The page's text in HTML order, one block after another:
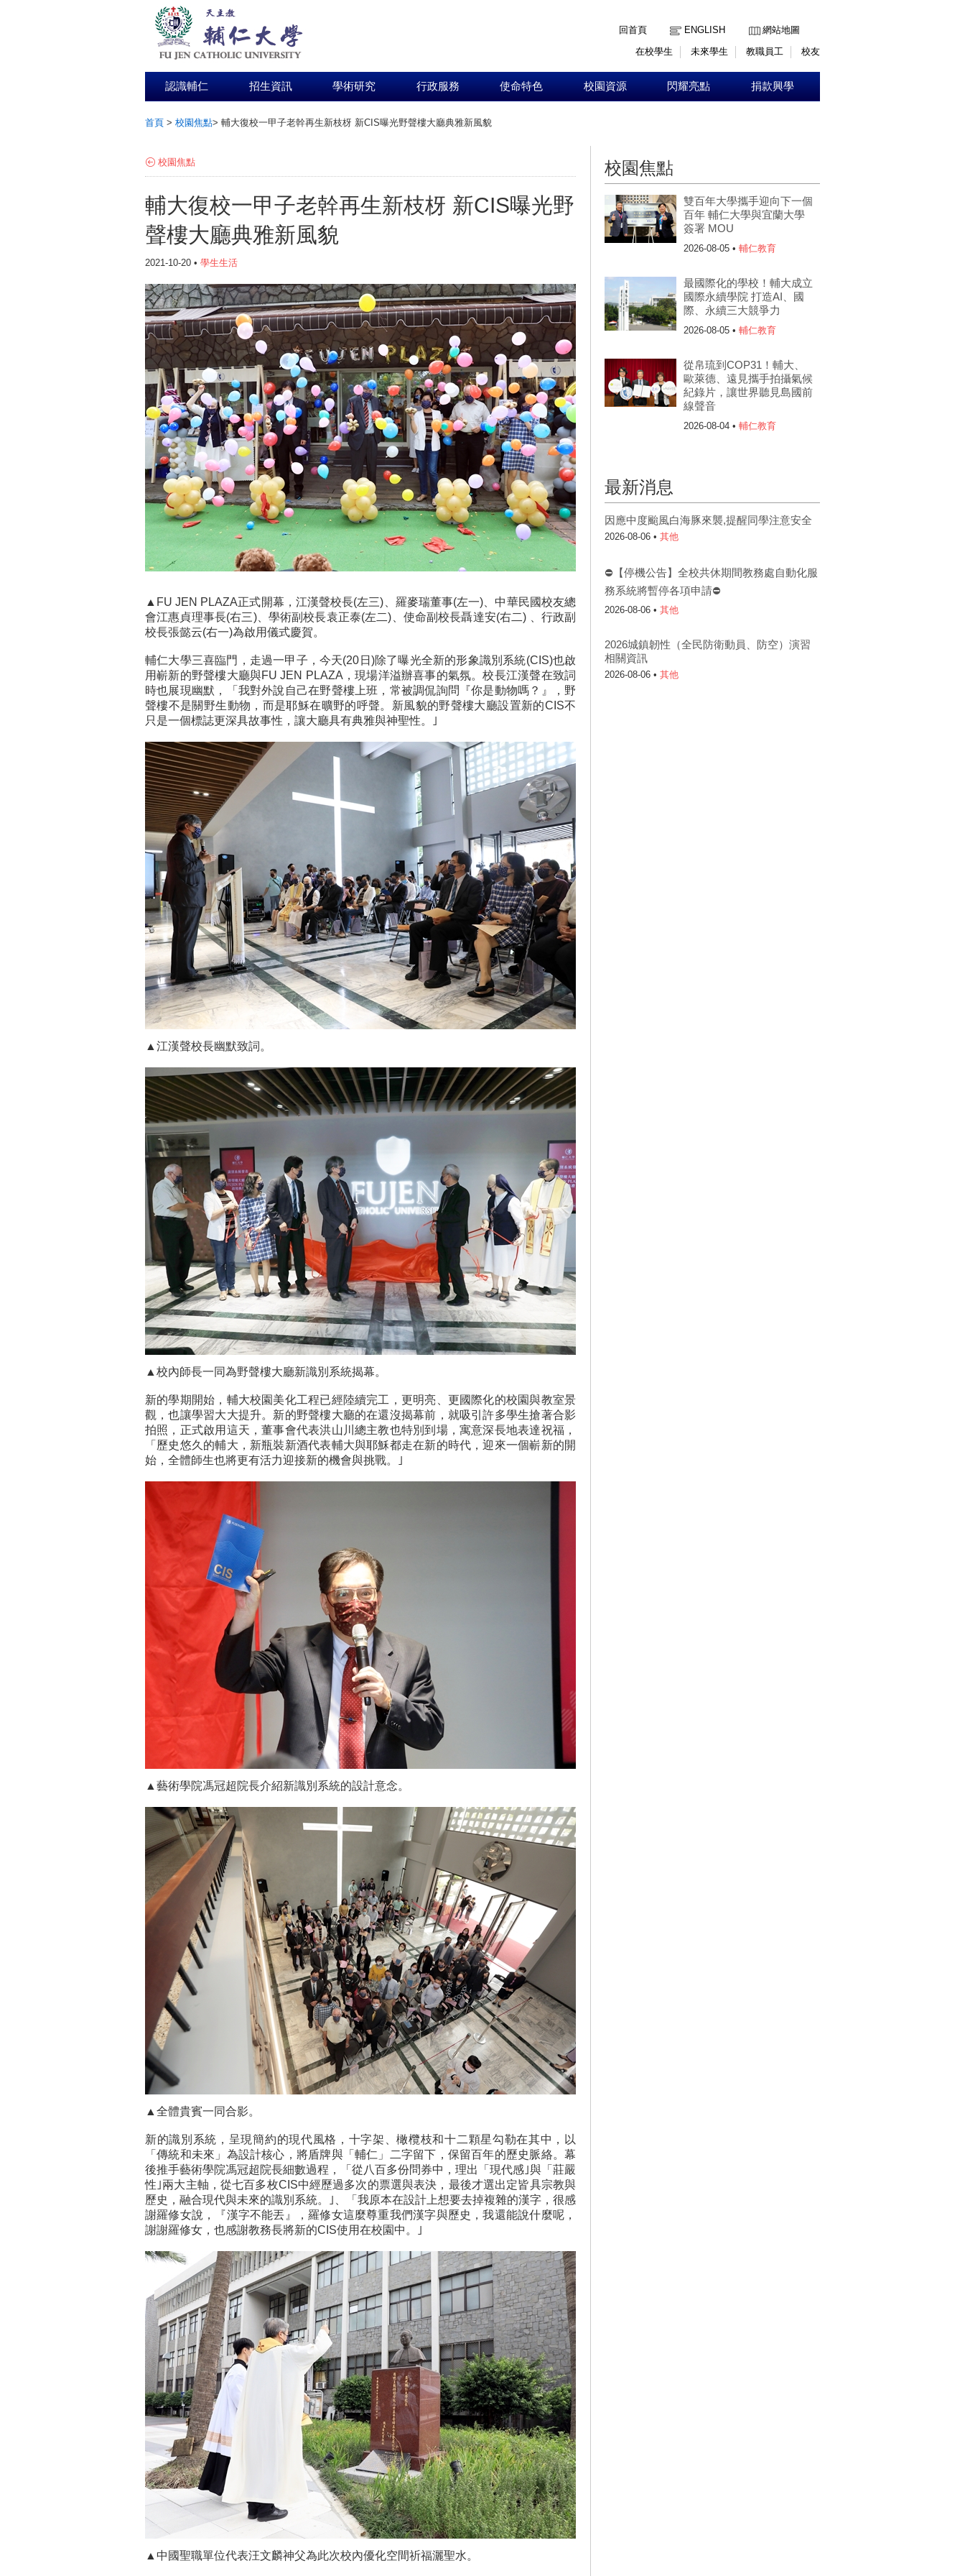
回首頁
ENGLISH
網站地圖
在校學生
未來學生 教職員工 校友
認識輔仁 招生資訊 學術研究 行政服務 使命特色 校園資源 閃耀亮點 捐款興學
首頁 > 校園焦點> 輔大復校一甲子老幹再生新枝枒 新CIS曝光野聲樓大廳典雅新風貌
校園焦點
輔大復校一甲子老幹再生新枝枒 新CIS曝光野
聲樓大廳典雅新風貌
2021-10-20 • 學生生活
▲FU JEN PLAZA正式開幕，江漢聲校長(左三)、羅麥瑞董事(左一)、中華民國校友總
會江惠貞理事長(右三)、學術副校長袁正泰(左二)、使命副校長聶達安(右二) 、行政副
校長張懿云(右一)為啟用儀式慶賀。
輔仁大學三喜臨門，走過一甲子，今天(20日)除了曝光全新的形象識別系統(CIS)也啟
用嶄新的野聲樓大廳與FU JEN PLAZA，現場洋溢辦喜事的氣氛。校長江漢聲在致詞
時也展現幽默，「我對外說自己在野聲樓上班，常被調侃詢問『你是動物嗎？』，野
聲樓不是關野生動物，而是耶穌在曠野的呼聲。新風貌的野聲樓大廳設置新的CIS不
只是一個標誌更深具故事性，讓大廳具有典雅與神聖性。｣
▲江漢聲校長幽默致詞。
▲校內師長一同為野聲樓大廳新識別系統揭幕。
新的學期開始，輔大校園美化工程已經陸續完工，更明亮、更國際化的校園與教室景
觀，也讓學習大大提升。新的野聲樓大廳的在還沒揭幕前，就吸引許多學生搶著合影
拍照，正式啟用這天，董事會代表洪山川總主教也特別到場，寓意深長地表達祝福，
「歷史悠久的輔大，新瓶裝新酒代表輔大與耶穌都走在新的時代，迎來一個嶄新的開
始，全體師生也將更有活力迎接新的機會與挑戰。｣
▲藝術學院馮冠超院長介紹新識別系統的設計意念。
▲全體貴賓一同合影。
新的識別系統，呈現簡約的現代風格，十字架、橄欖枝和十二顆星勾勒在其中，以
「傳統和未來」為設計核心，將盾牌與「輔仁」二字留下，保留百年的歷史脈絡。幕
後推手藝術學院馮冠超院長細數過程，「從八百多份問券中，理出「現代感｣與「莊嚴
性｣兩大主軸，從七百多枚CIS中經歷過多次的票選與表決，最後才選出定皆具宗教與
歷史，融合現代與未來的識別系統。｣、「我原本在設計上想要去掉複雜的漢字，很感
謝羅修女說，『漢字不能丟』，羅修女這麼尊重我們漢字與歷史，我還能說什麼呢，
謝謝羅修女，也感謝教務長將新的CIS使用在校園中。｣
▲中國聖職單位代表汪文麟神父為此次校內優化空間祈福灑聖水。
校園焦點
雙百年大學攜手迎向下一個
百年 輔仁大學與宜蘭大學
簽署 MOU
2026-08-05 • 輔仁教育
最國際化的學校！輔大成立
國際永續學院 打造AI、國
際、永續三大競爭力
2026-08-05 • 輔仁教育
從帛琉到COP31！輔大、
歐萊德、遠見攜手拍攝氣候
紀錄片，讓世界聽見島國前
線聲音
2026-08-04 • 輔仁教育
最新消息
因應中度颱風白海豚來襲,提醒同學注意安全
2026-08-06 • 其他
⛔【停機公告】全校共休期間教務處自動化服
務系統將暫停各項申請⛔
2026-08-06 • 其他
2026城鎮韌性（全民防衛動員、防空）演習
相關資訊
2026-08-06 • 其他